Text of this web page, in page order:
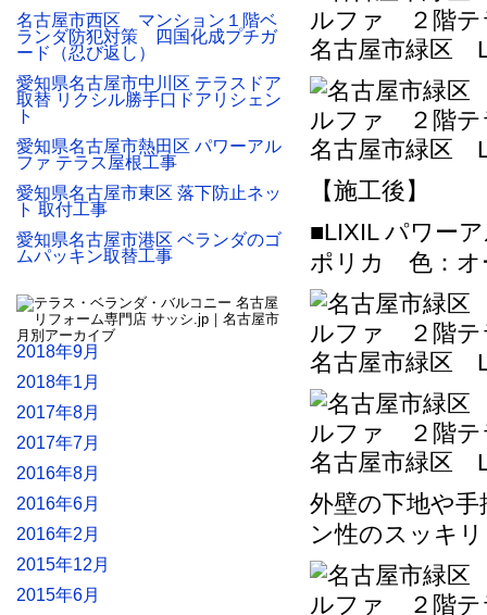
名古屋市緑区
名古屋市緑区
【施工後】
■LIXIL パワー
ポリカ 色：オ
名古屋市緑区
名古屋市緑区
外壁の下地や
ン性のスッキ
名古屋市西区 マンション１階ベ
ランダ防犯対策 四国化成プチガ
ード（忍び返し）
愛知県名古屋市中川区 テラスドア
取替 リクシル勝手口ドアリシェン
ト
愛知県名古屋市熱田区 パワーアル
ファ テラス屋根工事
愛知県名古屋市東区 落下防止ネッ
ト 取付工事
愛知県名古屋市港区 ベランダのゴ
ムパッキン取替工事
2018年9月
2018年1月
2017年8月
2017年7月
2016年8月
2016年6月
2016年2月
2015年12月
2015年6月